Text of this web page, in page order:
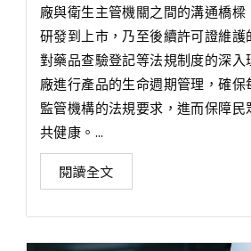
廠與衛生主管機關之間的溝通橋
研發到上市，乃至後續許可證維護
對藥品查驗登記等法規制度的深入
廠進行產品的生命週期管理，確保
監管機構的法規要求，進而保障
共健康。...
閱讀全文